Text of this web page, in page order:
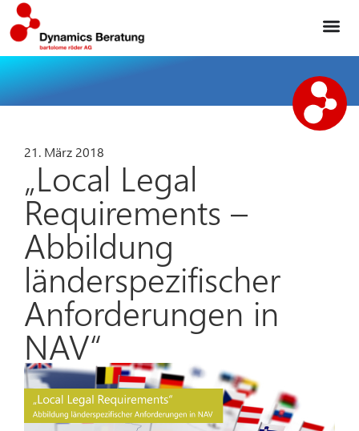
21. März 2018
„Local Legal
Requirements –
Abbildung
länderspezifischer
Anforderungen in
NAV“